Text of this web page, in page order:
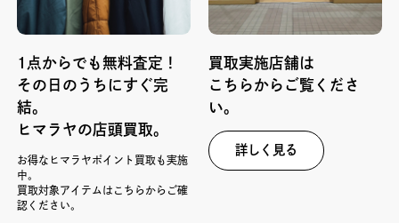
1点からでも無料査定！
その日のうちにすぐ完
結。
ヒマラヤの店頭買取。
お得なヒマラヤポイント買取も実施
中。
買取対象アイテムはこちらからご確
認ください。
買取実施店舗は
こちらからご覧くださ
い。
詳しく見る